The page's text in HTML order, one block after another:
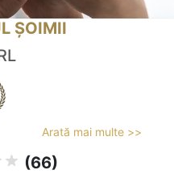
ȘOIMII
Arată mai multe >>
(66)